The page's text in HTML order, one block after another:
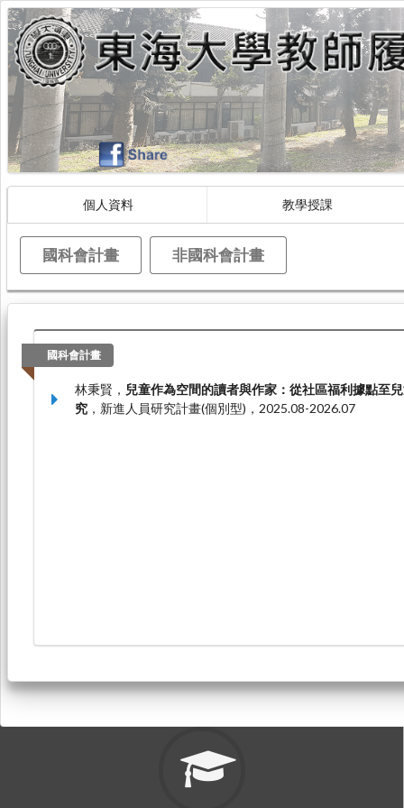
個人資料 教學授課
國科會計畫 非國科會計畫
國科會計畫
林秉賢， 兒童作為空間的讀者與作家：從社區福利據點至
究 ，新進人員研究計畫(個別型)，2025.08-2026.07